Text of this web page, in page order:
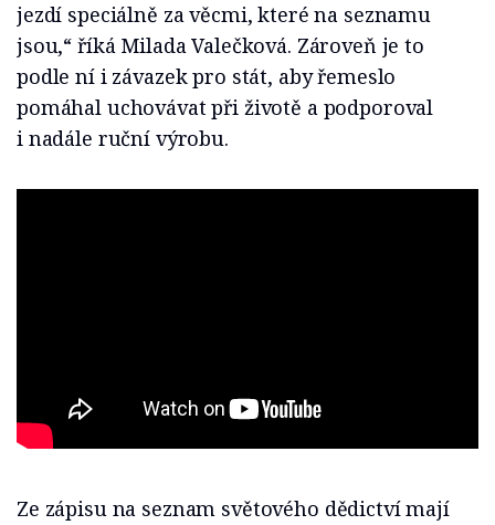
jezdí speciálně za věcmi, které na seznamu
jsou,“ říká Milada Valečková. Zároveň je to
podle ní i závazek pro stát, aby řemeslo
pomáhal uchovávat při životě a podporoval
i nadále ruční výrobu.
Ze zápisu na seznam světového dědictví mají